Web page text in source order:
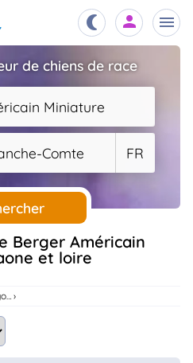
de chiens de race
Miniature
Comte FR
et loire
France - Bourgogne-Franche-Comte